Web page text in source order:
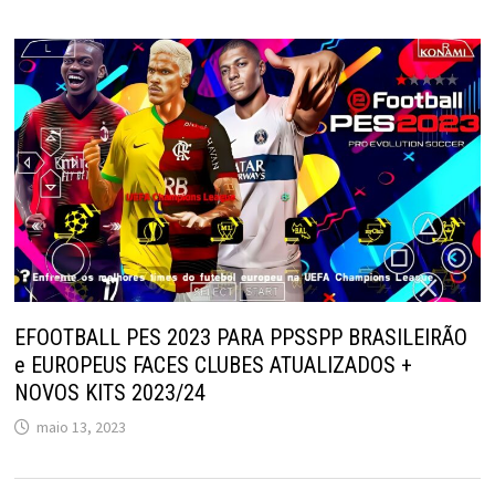
EFOOTBALL PES 2023 PARA PPSSPP BRASILEIRÃO
e EUROPEUS FACES CLUBES ATUALIZADOS +
NOVOS KITS 2023/24
maio 13, 2023